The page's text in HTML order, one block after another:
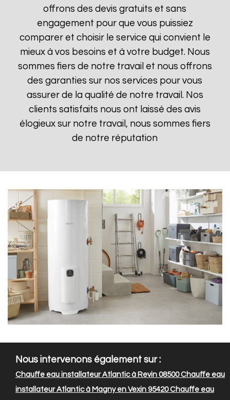
offrons des devis gratuits et sans
engagement pour que vous puissiez
comparer et choisir le service qui convient le
mieux à vos besoins et à votre budget. Nous
sommes fiers de notre travail et nous offrons
des garanties sur nos services pour vous
assurer de la qualité de notre travail. Nos
clients satisfaits nous ont laissé des avis
élogieux sur notre travail, nous sommes fiers
de notre réputation
Nous intervenons également sur :
Chauffe eau installateur Atlantic à Revin 08500Chauffe eau
installateur Atlantic à Magny en Vexin 95420Chauffe eau